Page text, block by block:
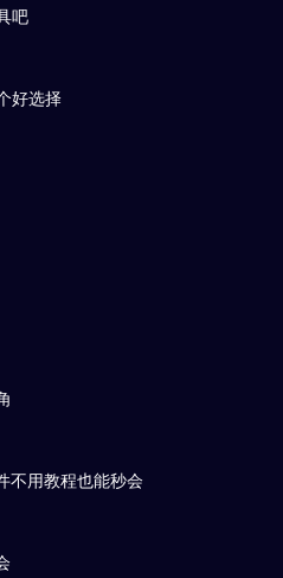
吧
好选择
不用教程也能秒会